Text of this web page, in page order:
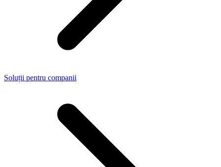
Soluții pentru companii